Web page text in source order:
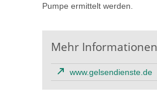
Pumpe ermittelt werden.
Mehr Informationen
www.gelsendienste.de